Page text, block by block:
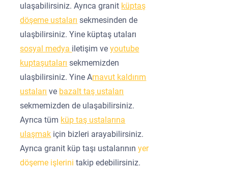
ulaşabilirsiniz. Ayrıca granit küptaş
döşeme ustaları sekmesinden de
ulaşbilirsiniz. Yine küptaş utaları
sosyal medya iletişim veyoutube
kuptaşutaları sekmemizden
ulaşbilirsiniz. Yine Arnavut kaldırım
ustaları ve bazalt taş ustaları
sekmemizden de ulaşabilirsiniz.
Ayrıca tüm küp taş ustalarına
ulaşmak için bizleri arayabilirsiniz.
Ayrıca granit küp taşı ustalarının yer
döşeme işlerini takip edebilirsiniz.